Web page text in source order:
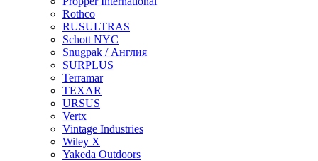
Rothco
RUSULTRAS
Schott NYC
Snugpak / Англия
SURPLUS
Terramar
TEXAR
URSUS
Vertx
Vintage Industries
Wiley X
Yakeda Outdoors